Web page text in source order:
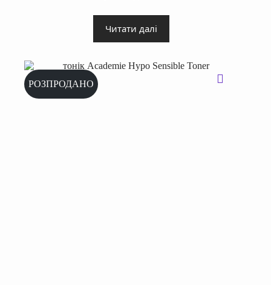
Читати далі
РОЗПРОДАНО